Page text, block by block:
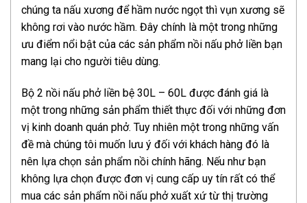
chúng ta nấu xương để hầm nước ngọt thì vụn xương sẽ
không rơi vào nước hầm. Đây chính là một trong những
ưu điểm nổi bật của các sản phẩm nồi nấu phở liền bạn
mang lại cho người tiêu dùng.
Bộ 2 nồi nấu phở liền bệ 30L – 60L được đánh giá là
một trong những sản phẩm thiết thực đối với những đơn
vị kinh doanh quán phở. Tuy nhiên một trong những vấn
đề mà chúng tôi muốn lưu ý đối với khách hàng đó là
nên lựa chọn sản phẩm nồi chính hãng. Nếu như bạn
không lựa chọn được đơn vị cung cấp uy tín rất có thể
mua các sản phẩm nồi nấu phở xuất xứ từ thị trường